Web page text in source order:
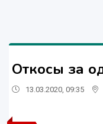
Откосы за
13.03.2020, 09:35